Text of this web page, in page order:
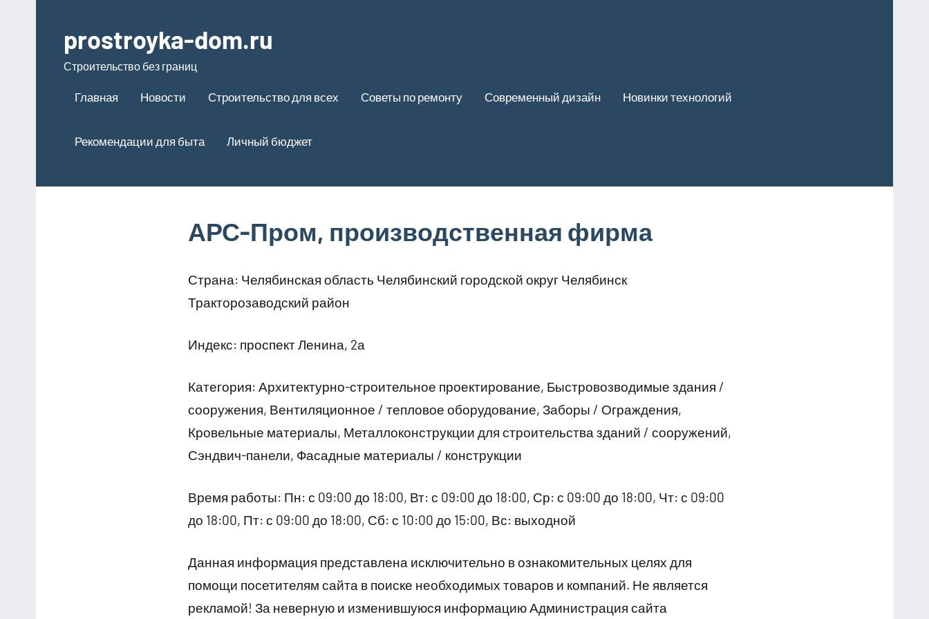
содержимому
prostroyka-dom.ru
Строительство без границ
Главная Новости Строительство для всех Советы по ремонту Современный дизайн Новинки технологий
Рекомендации для быта Личный бюджет
АРС-Пром, производственная фирма
Страна: Челябинская область Челябинский городской округ Челябинск
Тракторозаводский район
Индекс: проспект Ленина, 2а
Категория: Архитектурно-строительное проектирование, Быстровозводимые здания /
сооружения, Вентиляционное / тепловое оборудование, Заборы / Ограждения,
Кровельные материалы, Металлоконструкции для строительства зданий / сооружений,
Сэндвич-панели, Фасадные материалы / конструкции
Время работы: Пн: с 09:00 до 18:00, Вт: с 09:00 до 18:00, Ср: с 09:00 до 18:00, Чт: с 09:00
до 18:00, Пт: с 09:00 до 18:00, Сб: с 10:00 до 15:00, Вс: выходной
Данная информация представлена исключительно в ознакомительных целях для
помощи посетителям сайта в поиске необходимых товаров и компаний. Не является
рекламой! За неверную и изменившуюся информацию Администрация сайта